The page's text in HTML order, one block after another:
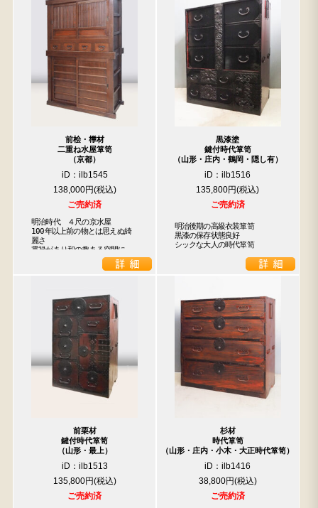
前桧・﨔材
二重ね水屋箪笥
（京都）
iD：ilb1545
138,000円
ご売約済
明治時代　４尺の京水屋
100年以上前の物とは思えぬ綺
麗さ
貫禄があり和の趣ある空間に
黒漆塗
鍵付時代箪笥
（山形・庄内・鶴岡・隠し有）
iD：ilb1516
135,800円
ご売約済
明治後期の高級衣装箪笥
黒漆の保存状態良好
シックな大人の時代箪笥
前栗材
鍵付時代箪笥
（山形・最上）
iD：ilb1513
135,800円
ご売約済
杉材
時代箪笥
（山形・庄内・小木・大正時代箪笥）
iD：ilb1416
38,800円
ご売約済